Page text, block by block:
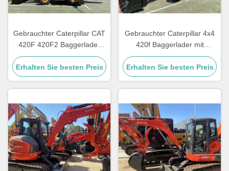
Gebrauchter Caterpillar CAT
420F 420F2 Baggerlader
Retro-Bagger CAT420F
CAT420F2 Baggerlader zu
verkaufen
Erhalten Sie besten Preis
Gebrauchter Caterpillar 4x4
420f Baggerlader mit
Frontlader-Funktion, Fokus
auf Cat 420 Gebrauchtlader
Erhalten Sie besten Preis